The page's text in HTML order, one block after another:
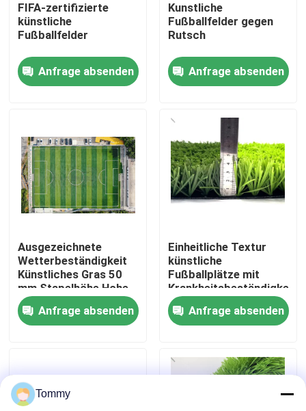
Zu Hause
Produkte
Über uns
Werksbesichtigung
Kontakt
Nachrichten
Angebot anfordern
FIFA-zertifizierte
künstliche
Fußballfelder
Anfrage absenden
Kunstliche
Fußballfelder gegen
Rutsch
Anfrage absenden
Ausgezeichnete
Wetterbeständigkeit
Künstliches Gras 50
mm Stapelhöhe Hohe
Flexibilität
Anfrage absenden
Einheitliche Textur
künstliche
Fußballplätze mit
Krankheitsbeständigkeit
4x25m
Anfrage absenden
Tommy